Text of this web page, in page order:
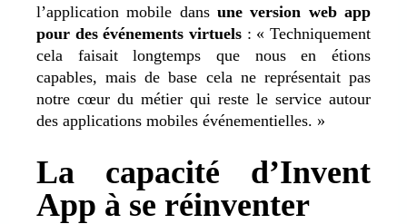
l’application mobile dans une version web app
pour des événements virtuels : « Techniquement
cela faisait longtemps que nous en étions
capables, mais de base cela ne représentait pas
notre cœur du métier qui reste le service autour
des applications mobiles événementielles. »
La capacité d’Invent
App à se réinventer